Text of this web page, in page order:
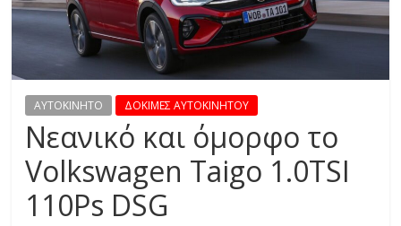
R
E
S
S
AYTOKINHTO ΔΟΚΙΜΕΣ ΑΥΤΟΚΙΝΗΤΟΥ
Νεανικό και όμορφο το
Volkswagen Taigo 1.0TSI
110Ps DSG